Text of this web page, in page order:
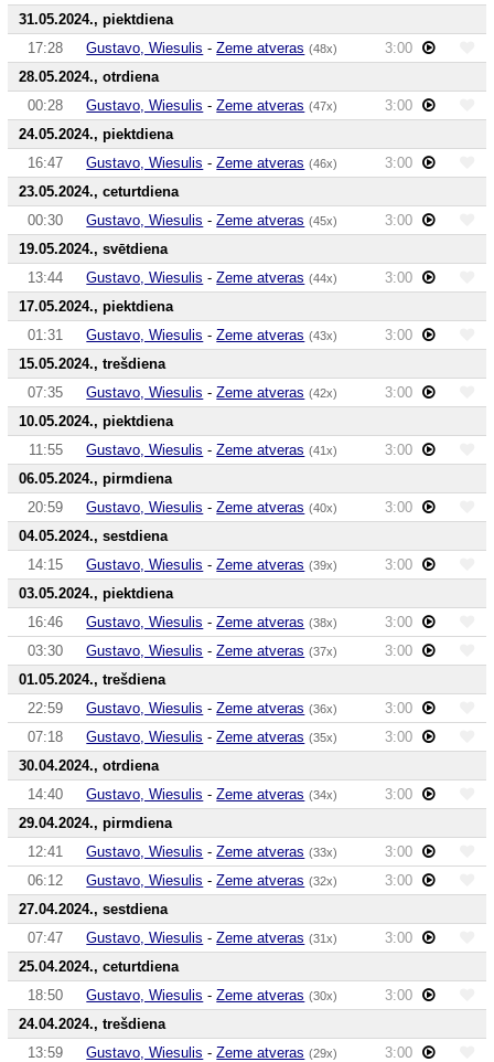
31.05.2024., piektdiena
17:28
Gustavo, Wiesulis -Zeme atveras (48x)
3:00
28.05.2024., otrdiena
00:28
Gustavo, Wiesulis -Zeme atveras (47x)
3:00
24.05.2024., piektdiena
16:47
Gustavo, Wiesulis -Zeme atveras (46x)
3:00
23.05.2024., ceturtdiena
00:30
Gustavo, Wiesulis -Zeme atveras (45x)
3:00
19.05.2024., svētdiena
13:44
Gustavo, Wiesulis -Zeme atveras (44x)
3:00
17.05.2024., piektdiena
01:31
Gustavo, Wiesulis -Zeme atveras (43x)
3:00
15.05.2024., trešdiena
07:35
Gustavo, Wiesulis -Zeme atveras (42x)
3:00
10.05.2024., piektdiena
11:55
Gustavo, Wiesulis -Zeme atveras (41x)
3:00
06.05.2024., pirmdiena
20:59
Gustavo, Wiesulis -Zeme atveras (40x)
3:00
04.05.2024., sestdiena
14:15
Gustavo, Wiesulis -Zeme atveras (39x)
3:00
03.05.2024., piektdiena
16:46
Gustavo, Wiesulis -Zeme atveras (38x)
3:00
03:30
Gustavo, Wiesulis -Zeme atveras (37x)
3:00
01.05.2024., trešdiena
22:59
Gustavo, Wiesulis -Zeme atveras (36x)
3:00
07:18
Gustavo, Wiesulis -Zeme atveras (35x)
3:00
30.04.2024., otrdiena
14:40
Gustavo, Wiesulis -Zeme atveras (34x)
3:00
29.04.2024., pirmdiena
12:41
Gustavo, Wiesulis -Zeme atveras (33x)
3:00
06:12
Gustavo, Wiesulis -Zeme atveras (32x)
3:00
27.04.2024., sestdiena
07:47
Gustavo, Wiesulis -Zeme atveras (31x)
3:00
25.04.2024., ceturtdiena
18:50
Gustavo, Wiesulis -Zeme atveras (30x)
3:00
24.04.2024., trešdiena
13:59
Gustavo, Wiesulis -Zeme atveras (29x)
3:00